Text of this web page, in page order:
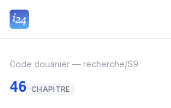
Code douanier — recherche/S9
46 CHAPITRE